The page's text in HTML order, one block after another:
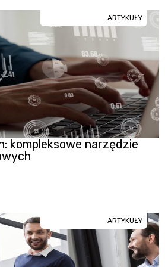
kompleksowe narzędzie
ARTYKUŁY
ARTYKUŁY